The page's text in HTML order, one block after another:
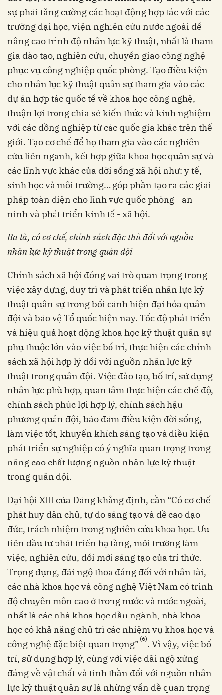
sự phải tăng cường các hoạt động hợp tác với các
trường đại học, viện nghiên cứu nước ngoài để
nâng cao trình độ nhân lực kỹ thuật, nhất là tham
gia đào tạo, nghiên cứu, chuyển giao công nghệ
phục vụ công nghiệp quốc phòng. Tạo điều kiện
cho nhân lực kỹ thuật quân sự tham gia vào các
dự án hợp tác quốc tế về khoa học công nghệ,
thuận lợi trong chia sẻ kiến ​​thức và kinh nghiệm
với các đồng nghiệp từ các quốc gia khác trên thế
giới. Tạo cơ chế để họ tham gia vào các nghiên
cứu liên ngành, kết hợp giữa khoa học quân sự và
các lĩnh vực khác của đời sống xã hội như: y tế,
sinh học và môi trường… góp phần tạo ra các giải
pháp toàn diện cho lĩnh vực quốc phòng - an
ninh và phát triển kinh tế - xã hội.
Ba là, có cơ chế, chính sách đặc thù đối với nguồn
nhân lực kỹ thuật trong quân đội
Chính sách xã hội đóng vai trò quan trọng trong
việc xây dựng, duy trì và phát triển nhân lực kỹ
thuật quân sự trong bối cảnh hiện đại hóa quân
đội và bảo vệ Tổ quốc hiện nay. Tốc độ phát triển
và hiệu quả hoạt động khoa học kỹ thuật quân sự
phụ thuộc lớn vào việc bố trí, thực hiện các chính
sách xã hội hợp lý đối với nguồn nhân lực kỹ
thuật trong quân đội. Việc đào tạo, bố trí, sử dụng
nhân lực phù hợp, quan tâm thực hiện các chế độ,
chính sách phúc lợi hợp lý, chính sách hậu
phương quân đội, bảo đảm điều kiện đời sống,
làm việc tốt, khuyến khích sáng tạo và điều kiện
phát triển sự nghiệp có ý nghĩa quan trọng trong
nâng cao chất lượng nguồn nhân lực kỹ thuật
trong quân đội.
Đại hội XIII của Đảng khẳng định, cần “Có cơ chế
phát huy dân chủ, tự do sáng tạo và đề cao đạo
đức, trách nhiệm trong nghiên cứu khoa học. Ưu
tiên đầu tư phát triển hạ tầng, môi trường làm
việc, nghiên cứu, đổi mới sáng tạo của trí thức.
Trọng dụng, đãi ngộ thoả đáng đối với nhân tài,
các nhà khoa học và công nghệ Việt Nam có trình
độ chuyên môn cao ở trong nước và nước ngoài,
nhất là các nhà khoa học đầu ngành, nhà khoa
học có khả năng chủ trì các nhiệm vụ khoa học và
công nghệ đặc biệt quan trọng” (6). Vì vậy, việc bố
trí, sử dụng hợp lý, cùng với việc đãi ngộ xứng
đáng về vật chất và tinh thần đối với nguồn nhân
lực kỹ thuật quân sự là những vấn đề quan trọng